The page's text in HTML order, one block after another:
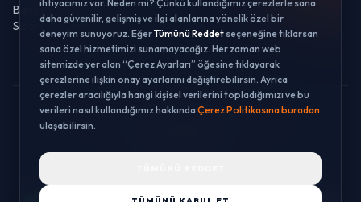
Banka Hesaplarımız
Sipariş Takibi
© 2026 LUSTWAY. TÜM HAKLARI SAKLIDIR.
ihtiyacımız var. Neden mi? Çünkü kullandığımız çerezlerle sana
daha güvenilir, gelişmiş ve ilgi alanlarına yönelik özel bir
deneyim sunuyoruz. EğerTümünü Reddet seçeneğine tıklarsan
sana özel hizmetimizi sunamayacağız. Her zaman web
sitemizde yer alan “Çerez Ayarları” öğesine tıklayarak
çerezlerine ilişkin onay ayarlarını değiştirebilirsin. Ayrıca
çerezler aracılığıyla hangi kişisel verilerini topladığımızı ve bu
verileri nasıl kullandığımız hakkındaÇerez Politikasına buradan
ulaşabilirsin.